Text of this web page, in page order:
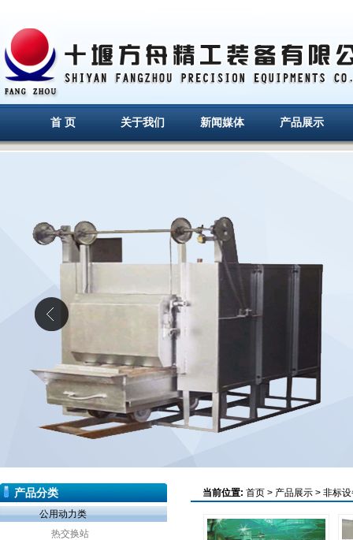
首 页 关于我们 新闻媒体 产品展示
产品分类
公用动力类
热交换站
当前位置: 首页 > 产品展示 > 非标